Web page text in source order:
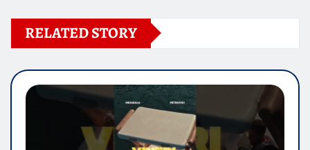
RELATED STORY